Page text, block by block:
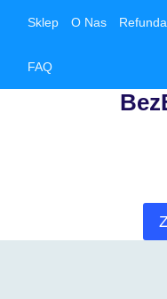
treści
Sklep O Nas
FAQ